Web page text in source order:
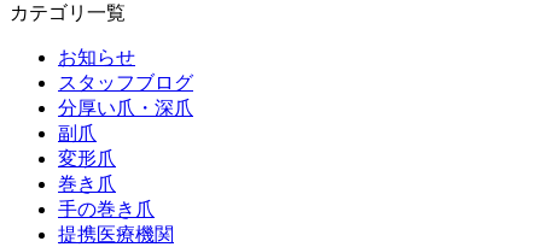
カテゴリ一覧
お知らせ
スタッフブログ
分厚い爪・深爪
副爪
変形爪
巻き爪
手の巻き爪
提携医療機関